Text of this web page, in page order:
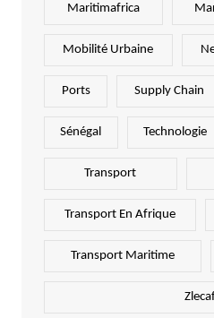
Maritimafrica
Mobilité Urbaine
Ports Supply Chain
Sénégal Technologie
Transport
Transport En Afrique
Transport Maritime